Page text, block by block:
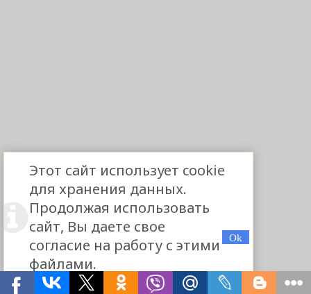
Этот сайт использует cookie
для хранения данных.
Продолжая использовать
сайт, Вы даете свое
согласие на работу с этими
файлами.